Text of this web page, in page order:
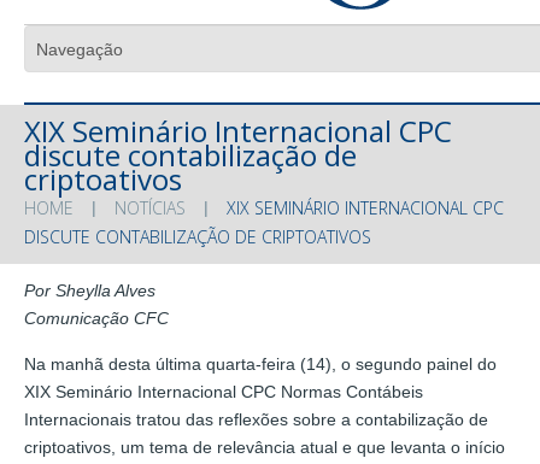
XIX Seminário Internacional CPC
discute contabilização de
criptoativos
HOME NOTÍCIAS
XIX SEMINÁRIO INTERNACIONAL CPC
DISCUTE CONTABILIZAÇÃO DE CRIPTOATIVOS
Por Sheylla Alves
Comunicação CFC
Na manhã desta última quarta-feira (14), o segundo painel do
XIX Seminário Internacional CPC Normas Contábeis
Internacionais tratou das reflexões sobre a contabilização de
criptoativos, um tema de relevância atual e que levanta o início